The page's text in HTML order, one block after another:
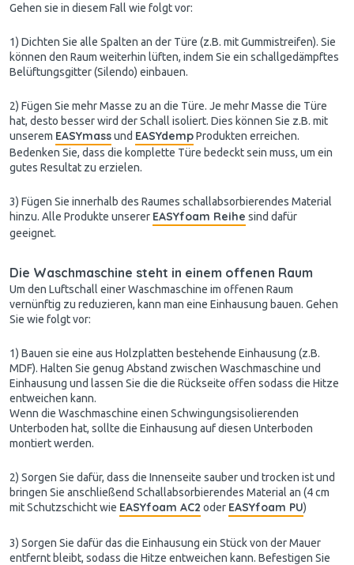
Gehen sie in diesem Fall wie folgt vor:
1) Dichten Sie alle Spalten an der Türe (z.B. mit Gummistreifen). Sie
können den Raum weiterhin lüften, indem Sie ein schallgedämpftes
Belüftungsgitter (Silendo) einbauen.
2) Fügen Sie mehr Masse zu an die Türe. Je mehr Masse die Türe
hat, desto besser wird der Schall isoliert. Dies können Sie z.B. mit
unserem EASYmassund EASYdempProdukten erreichen.
Bedenken Sie, dass die komplette Türe bedeckt sein muss, um ein
gutes Resultat zu erzielen.
3) Fügen Sie innerhalb des Raumes schallabsorbierendes Material
hinzu. Alle Produkte unserer EASYfoam Reihe sind dafür
geeignet.
Die Waschmaschine steht in einem offenen Raum
Um den Luftschall einer Waschmaschine im offenen Raum
vernünftig zu reduzieren, kann man eine Einhausung bauen. Gehen
Sie wie folgt vor:
1) Bauen sie eine aus Holzplatten bestehende Einhausung (z.B.
MDF). Halten Sie genug Abstand zwischen Waschmaschine und
Einhausung und lassen Sie die die Rückseite offen sodass die Hitze
entweichen kann.
Wenn die Waschmaschine einen Schwingungsisolierenden
Unterboden hat, sollte die Einhausung auf diesen Unterboden
montiert werden.
2) Sorgen Sie dafür, dass die Innenseite sauber und trocken ist und
bringen Sie anschließend Schallabsorbierendes Material an (4 cm
mit Schutzschicht wie EASYfoam AC2 oder EASYfoam PU)
3) Sorgen Sie dafür das die Einhausung ein Stück von der Mauer
entfernt bleibt, sodass die Hitze entweichen kann. Befestigen Sie